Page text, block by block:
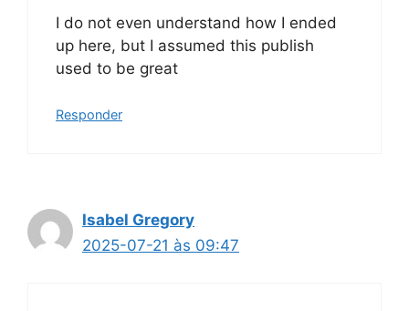
I do not even understand how I ended
up here, but I assumed this publish
used to be great
Responder
Isabel Gregory
2025-07-21 às 09:47